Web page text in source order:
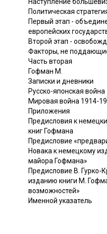
Политическая
Первый этап -
европейских
Второй этап -
Факторы, не
Часть вторая
Гофман М.
Записки и дневники
Русско-японская
Мировая война 1914-
Приложения
Предисловия к
книг Гофмана
Предисловие
Новака к немецкому
майора Гофмана»
Предисловие В. Гурко-
изданию книги М.
возможностей»
Именной указатель